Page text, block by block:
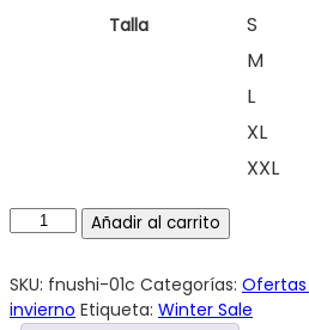
Talla
S
M
L
XL
XXL
Añadir al carrito
SKU: fnushi-01c Categorías:
invierno Etiqueta: Winter Sale